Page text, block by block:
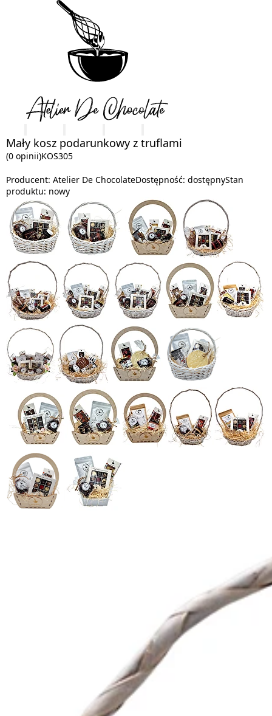
Mały kosz podarunkowy z truflami
(0 opinii)KOS305
Producent: Atelier De ChocolateDostępność: dostępnyStan
produktu: nowy